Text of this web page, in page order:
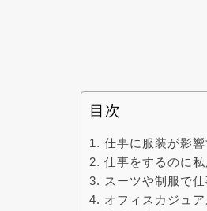
目次
仕事に服装が影
仕事をするのに
スーツや制服で
オフィスカジュ